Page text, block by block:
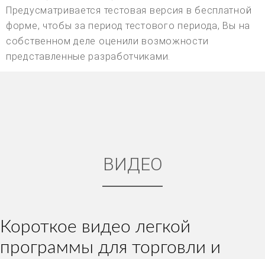
Предусматривается тестовая версия в бесплатной
форме, чтобы за период тестового периода, Вы на
собственном деле оценили возможности
представленные разработчиками.
ВИДЕО
Короткое видео легкой
программы для торговли и